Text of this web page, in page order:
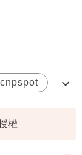
cnpspot
權